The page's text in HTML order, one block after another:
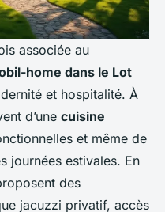
associée au
home dans le Lot
et hospitalité. À
d’une cuisine
et même de
journées estivales. En
des
jacuzzi privatif, accès